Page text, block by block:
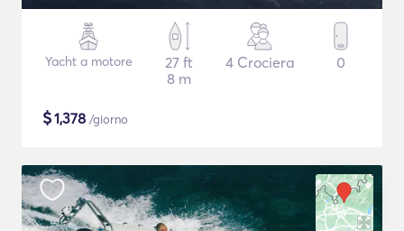
Yacht a motore
27 ft
8 m
4 Crociera 0
$1,378 /giorno